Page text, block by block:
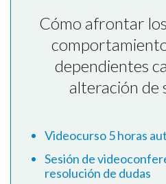
Cómo afrontar
dependientes
alteración de
Videocurso 5 horas
Sesión de
resolución de dudas